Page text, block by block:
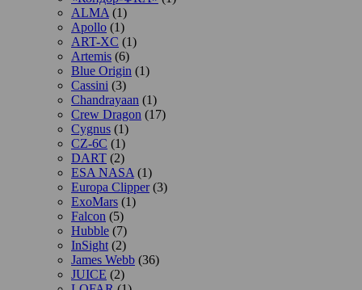
ALMA (1)
Apollo (1)
ART-XC (1)
Artemis (6)
Blue Origin (1)
Cassini (3)
Chandrayaan (1)
Crew Dragon (17)
Cygnus (1)
CZ-6C (1)
DART (2)
ESA NASA (1)
Europa Clipper(3)
ExoMars (1)
Falcon (5)
Hubble (7)
InSight (2)
James Webb (36)
JUICE (2)